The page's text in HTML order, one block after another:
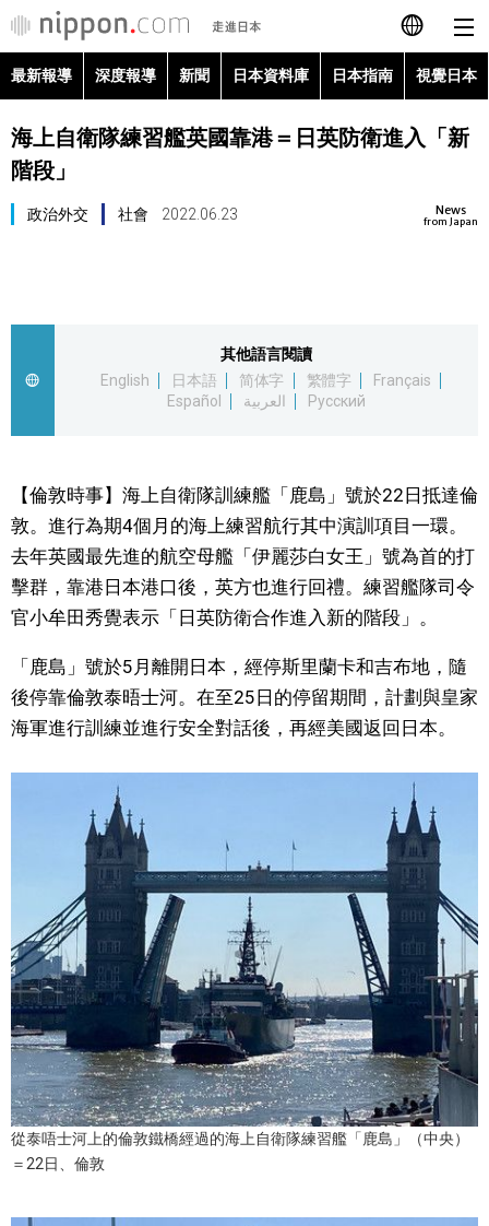
日本語
English
最新報導
視覺日本
臺灣香港
人物訪談
日本入門
政治外交
財經
文化
科學技術
生活
official SNS
最新報導 深度報導 新聞 日本資料庫 日本指南 視覺日本
海上自衛隊練習艦英國靠港＝日英防衛進入「新
階段」
News
from Japan
政治外交 社會 2022.06.23
其他語言閱讀
English
日本語 简体字 繁體字
Français
Español
العربية Русский
【倫敦時事】海上自衛隊訓練艦「鹿島」號於22日抵達倫
敦。進行為期4個月的海上練習航行其中演訓項目一環。
去年英國最先進的航空母艦「伊麗莎白女王」號為首的打
擊群，靠港日本港口後，英方也進行回禮。練習艦隊司令
官小牟田秀覺表示「日英防衛合作進入新的階段」。
「鹿島」號於5月離開日本，經停斯里蘭卡和吉布地，隨
後停靠倫敦泰晤士河。在至25日的停留期間，計劃與皇家
海軍進行訓練並進行安全對話後，再經美國返回日本。
從泰唔士河上的倫敦鐵橋經過的海上自衛隊練習艦「鹿島」（中央）
＝22日、倫敦